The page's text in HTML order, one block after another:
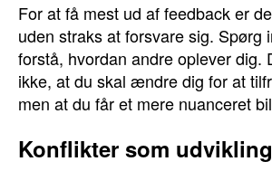
For at få mest ud af feedback er
uden straks at forsvare sig. Spørg
forstå, hvordan andre oplever dig.
ikke, at du skal ændre dig for at
men at du får et mere nuanceret
Konflikter som